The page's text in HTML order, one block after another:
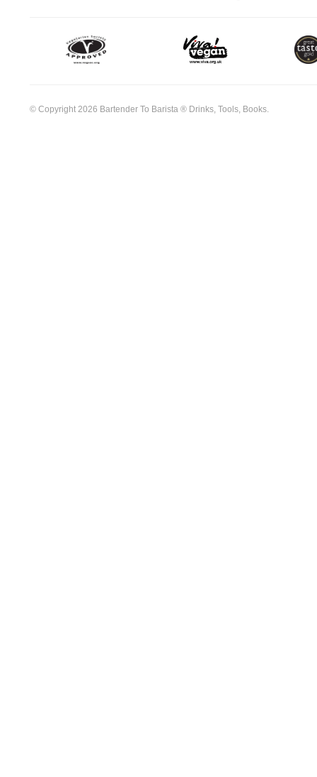
© Copyright 2026 Bartender To Barista ® Drinks, Tools, Books.